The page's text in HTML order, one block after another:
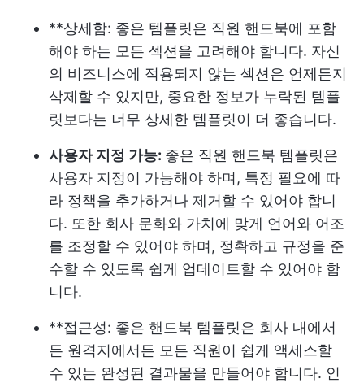
**상세함: 좋은 템플릿은 직원 핸드북에 포함
해야 하는 모든 섹션을 고려해야 합니다. 자신
의 비즈니스에 적용되지 않는 섹션은 언제든지
삭제할 수 있지만, 중요한 정보가 누락된 템플
릿보다는 너무 상세한 템플릿이 더 좋습니다.
사용자 지정 가능: 좋은 직원 핸드북 템플릿은
사용자 지정이 가능해야 하며, 특정 필요에 따
라 정책을 추가하거나 제거할 수 있어야 합니
다. 또한 회사 문화와 가치에 맞게 언어와 어조
를 조정할 수 있어야 하며, 정확하고 규정을 준
수할 수 있도록 쉽게 업데이트할 수 있어야 합
니다.
**접근성: 좋은 핸드북 템플릿은 회사 내에서
든 원격지에서든 모든 직원이 쉽게 액세스할
수 있는 완성된 결과물을 만들어야 합니다. 인